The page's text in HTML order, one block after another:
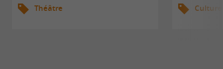
Théâtre Culture